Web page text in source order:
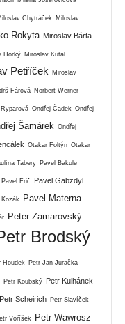
Chytráček Miloslav
Rokyta Miroslav Bárta
Horký Miroslav Kutal
Petříček Miroslav
Fárová Norbert Werner
Ondřej Čadek Ondřej
Šamárek Ondřej
Otakar Foltýn Otakar
Tabery Pavel Bakule
Pavel Frič Pavel Gabzdyl
Kozák Pavel Materna
Peter Zamarovský
Brodský
Houdek Petr Jan Juračka
Petr Koubský Petr Kulhánek
Petr Scheirich Petr Slavíček
Voříšek
Petr Wawrosz